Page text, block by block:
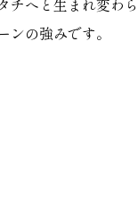
ンの強みです。